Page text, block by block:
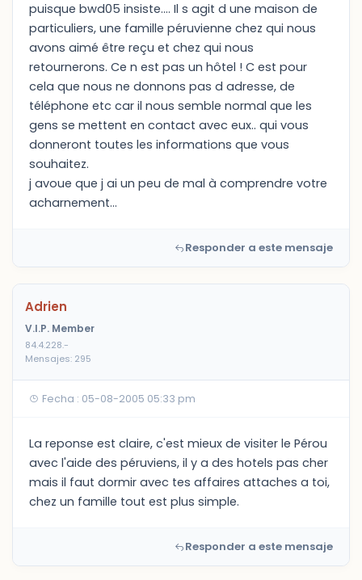
puisque bwd05 insiste.... Il s agit d une maison de
particuliers, une famille péruvienne chez qui nous
avons aimé être reçu et chez qui nous
retournerons. Ce n est pas un hôtel ! C est pour
cela que nous ne donnons pas d adresse, de
téléphone etc car il nous semble normal que les
gens se mettent en contact avec eux.. qui vous
donneront toutes les informations que vous
souhaitez.
j avoue que j ai un peu de mal à comprendre votre
acharnement...
Responder a este mensaje
Adrien
V.I.P. Member
84.4.228.-
Mensajes: 295
Fecha : 05-08-2005 05:33 pm
La reponse est claire, c'est mieux de visiter le Pérou
avec l'aide des péruviens, il y a des hotels pas cher
mais il faut dormir avec tes affaires attaches a toi,
chez un famille tout est plus simple.
Responder a este mensaje